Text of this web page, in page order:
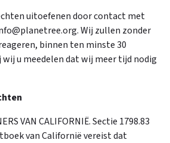
uitoefenen door contact met
Wij zullen zonder
binnen ten minste 30
u meedelen dat wij meer tijd nodig
VAN CALIFORNIË. Sectie 1798.83
van Californië vereist dat